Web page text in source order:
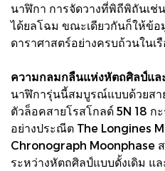
นาฬิกา การจัดวางที่พิถีพิถันเช่
ได้ยลโฉม ขณะเดียวกันก็ให้ข้อ
ดาราศาสตร์อย่างครบถ้วนในเรื
ความกลมกลืนแห่งหัตถศิลป์แล
นาฬิการุ่นนี้สมบูรณ์แบบด้วยสา
ตัวล็อคสายโรสโกลด์ 5N 18 ก
อย่างประณีต The Longines
Chronograph Moonphase
ระหว่างหัตถศิลป์แบบดั้งเดิม แ